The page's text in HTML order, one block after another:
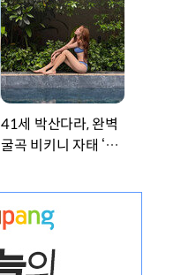
41세 박산다라, 완벽
굴곡 비키니 자태 ‘부